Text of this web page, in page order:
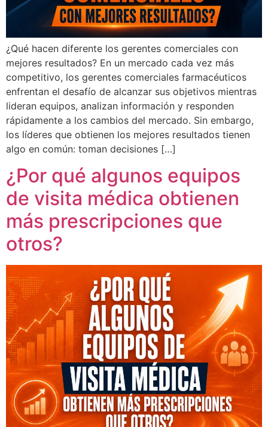
¿Qué hacen diferente los gerentes comerciales con
mejores resultados? En un mercado cada vez más
competitivo, los gerentes comerciales farmacéuticos
enfrentan el desafío de alcanzar sus objetivos mientras
lideran equipos, analizan información y responden
rápidamente a los cambios del mercado. Sin embargo,
los líderes que obtienen los mejores resultados tienen
algo en común: toman decisiones […]
¿Por qué algunos equipos
de visita médica obtienen
más prescripciones que
otros?